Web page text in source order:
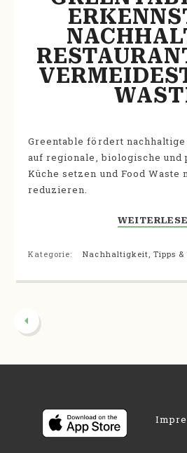
Greentable fördert nachhaltige
auf regionale, biologische und
Küche setzen und Food Waste
reduzieren.
Kategorie: Nachhaltigkeit ,Tipps